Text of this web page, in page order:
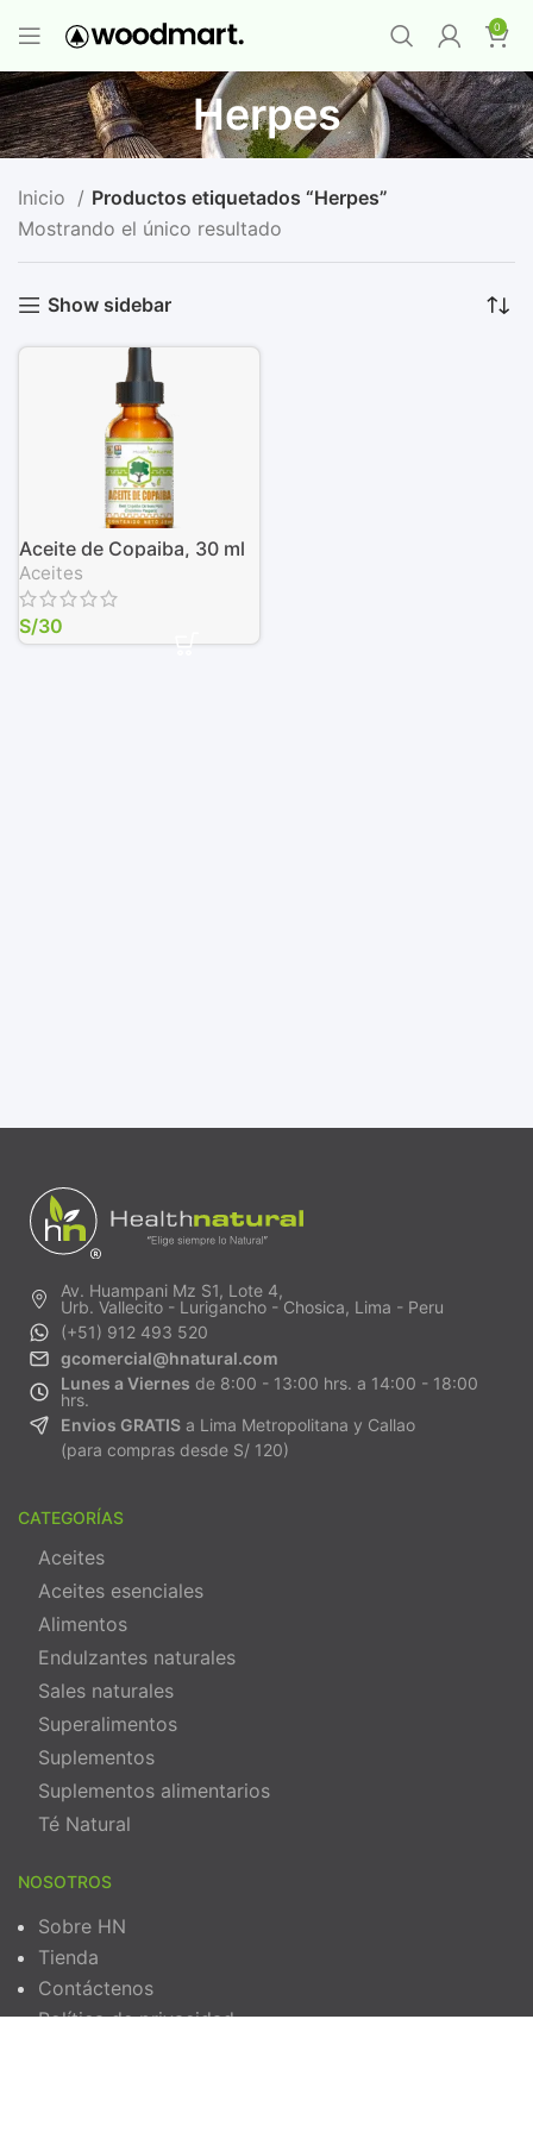
0
Herpes
Inicio
Productos etiquetados “Herpes”
Mostrando el único resultado
Show sidebar
Aceite de Copaiba, 30 ml
Aceites
S/30
Av. Huampani Mz S1, Lote 4,
Urb. Vallecito - Lurigancho - Chosica, Lima - Peru
(+51) 912 493 520
gcomercial@hnatural.com
Lunes a Viernes de 8:00 - 13:00 hrs. a 14:00 - 18:00
hrs.
Envios GRATIS a Lima Metropolitana y Callao
(para compras desde S/ 120)
CATEGORÍAS
Aceites
Aceites esenciales
Alimentos
Endulzantes naturales
Sales naturales
Superalimentos
Suplementos
Suplementos alimentarios
Té Natural
NOSOTROS
Sobre HN
Tienda
Contáctenos
Política de privacidad
Premium-Compra 12 unidades y llévate 1
GRATIS ¡LO QUIERO YA